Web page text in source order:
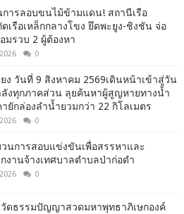
การลอบขนไม้ข้ามแดน! สถานีเรือ
เรือเหล็กกลางโขง ยึดพะยูง-ชิงชัน จ่อ
มรวบ 2 ผู้ต้องหา
0
ง วันที่ 9 สิงหาคม 2569เดินหน้าเข้าสู่วัน
ลังทุกภาคส่วน ลุยค้นหาผู้สูญหายทางน้ำ
ายักล่องลำน้ำยวมกว่า 22 กิโลเมตร
0
นการสอบแข่งขันเพื่อสรรหาและ
งานจ้างเทศบาลตำบลป่าก่อดำ
0
ดธรรมปัญญาสวดมหาพุทธาภิเษกองค์